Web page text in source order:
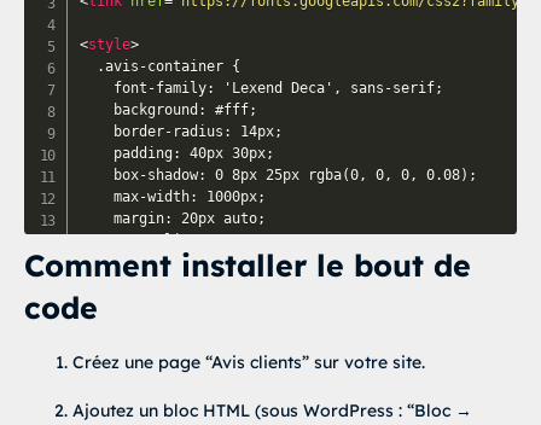
<style>
  .avis-container {
    font-family: 'Lexend Deca', sans-serif;
    background: #fff;
    border-radius: 14px;
    padding: 40px 30px;
    box-shadow: 0 8px 25px rgba(0, 0, 0, 0.08);
    max-width: 1000px;
    margin: 20px auto;
    transition: all 0.3s ease;
    box-shadow: 0 10px 28px rgba(0, 0, 0, 0.1);
Comment installer le bout de
code
Créez une page “Avis clients” sur votre site.
Ajoutez un bloc HTML (sous WordPress : “Bloc →